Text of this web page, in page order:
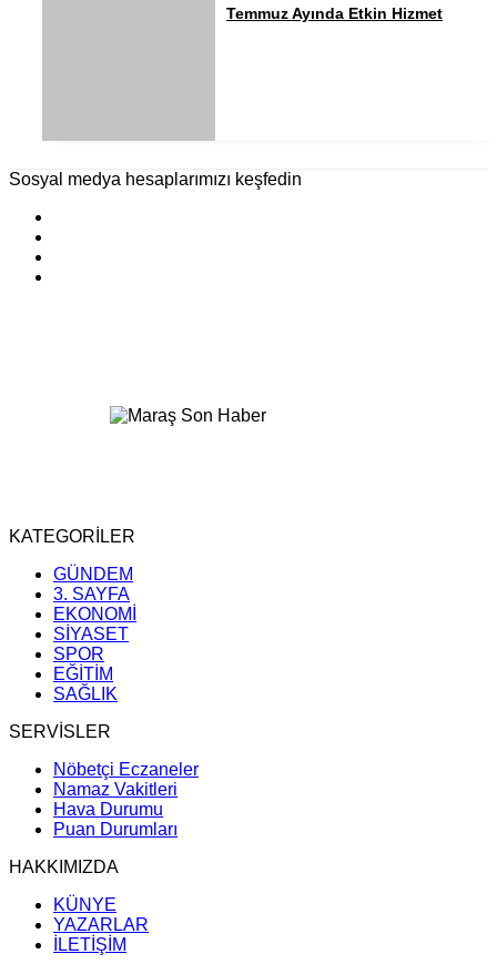
Temmuz Ayında Etkin Hizmet
Sosyal medya hesaplarımızı keşfedin
KATEGORİLER
GÜNDEM
3. SAYFA
EKONOMİ
SİYASET
SPOR
EĞİTİM
SAĞLIK
SERVİSLER
Nöbetçi Eczaneler
Namaz Vakitleri
Hava Durumu
Puan Durumları
HAKKIMIZDA
KÜNYE
YAZARLAR
İLETİŞİM